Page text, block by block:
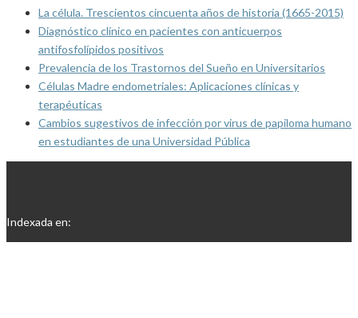
La célula. Trescientos cincuenta años de historia (1665-2015)
Diagnóstico clínico en pacientes con anticuerpos
antifosfolípidos positivos
Prevalencia de los Trastornos del Sueño en Universitarios
Células Madre endometriales: Aplicaciones clínicas y
terapéuticas
Cambios sugestivos de infección por virus de papiloma humano
en estudiantes de una Universidad Pública
Indexada en: